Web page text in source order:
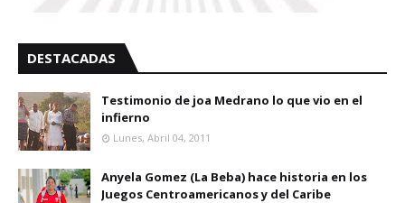
DESTACADAS
Testimonio de joa Medrano lo que vio en el
infierno
Lunes, Abril 04, 2011
Anyela Gomez (La Beba) hace historia en los
Juegos Centroamericanos y del Caribe